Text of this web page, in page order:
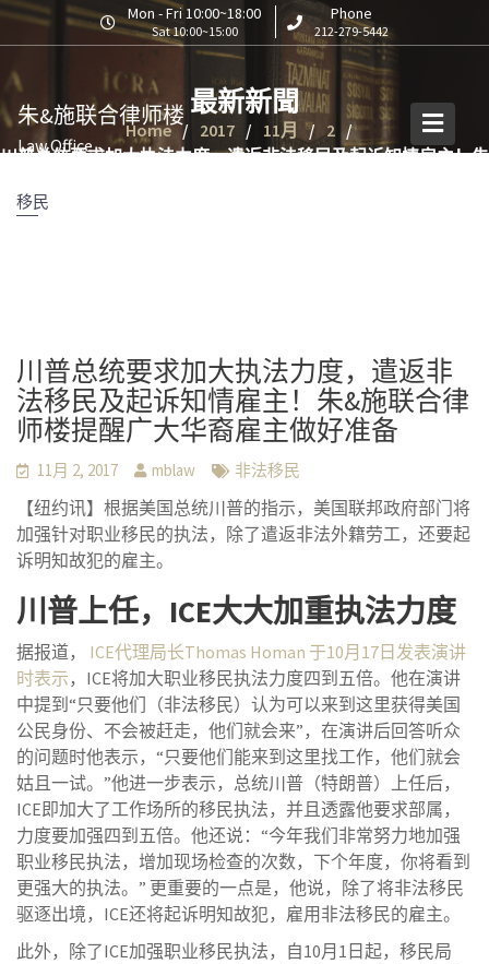
S
k
t
o
Mon - Fri 10:00~18:00
Sat 10:00~15:00
Phone
212-279-5442
朱&施联合律师楼
Law Office
最新新聞
Home 2017 11月
2
川普总统要求加大执法力度，遣返非法移民及起诉知情雇主！朱
移民
川普总统要求加大执法力度，遣返非
法移民及起诉知情雇主！朱&施联合律
师楼提醒广大华裔雇主做好准备
11月 2, 2017 mblaw 非法移民
【纽约讯】根据美国总统川普的指示，美国联邦政府部门将
加强针对职业移民的执法，除了遣返非法外籍劳工，还要起
诉明知故犯的雇主。
川普上任，ICE大大加重执法力度
据报道， ICE代理局长Thomas Homan 于10月17日发表演讲
时表示 ，ICE将加大职业移民执法力度四到五倍。他在演讲
中提到“只要他们（非法移民）认为可以来到这里获得美国
公民身份、不会被赶走，他们就会来”，在演讲后回答听众
的问题时他表示，“只要他们能来到这里找工作，他们就会
姑且一试。”他进一步表示，总统川普（特朗普）上任后，
ICE即加大了工作场所的移民执法，并且透露他要求部属，
力度要加强四到五倍。他还说：“今年我们非常努力地加强
职业移民执法，增加现场检查的次数，下个年度，你将看到
更强大的执法。” 更重要的一点是，他说，除了将非法移民
驱逐出境，ICE还将起诉明知故犯，雇用非法移民的雇主。
此外，除了ICE加强职业移民执法，自10月1日起，移民局